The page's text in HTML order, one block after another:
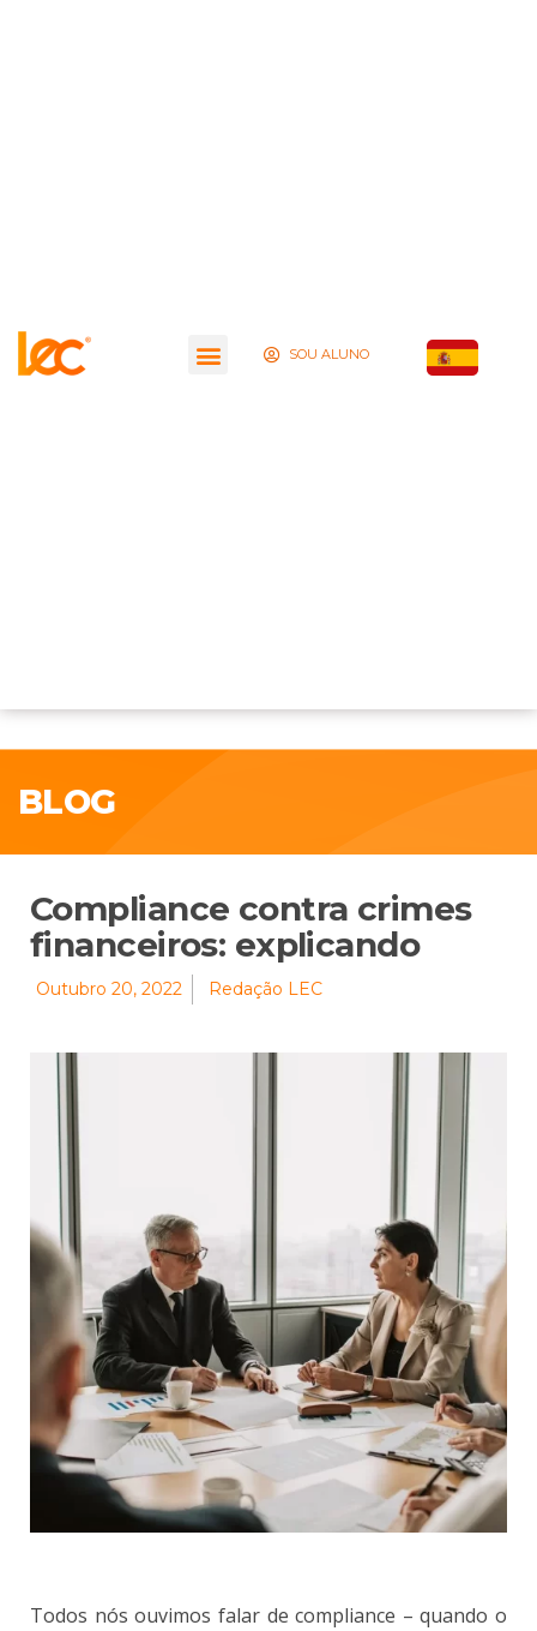
SOU ALUNO
BLOG
Compliance contra crimes
financeiros: explicando
Outubro 20, 2022 Redação LEC
Todos nós ouvimos falar de compliance – quando o